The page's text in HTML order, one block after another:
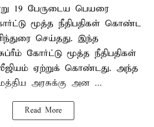
19 பேருடைய பெயரை
மூத்த நீதிபதிகள் கொண்ட
செய்தது. இந்த
கோர்ட்டு மூத்த நீதிபதிகள்
ஏற்றுக் கொண்டது. அந்த
அரசுக்கு அன ...
Read More